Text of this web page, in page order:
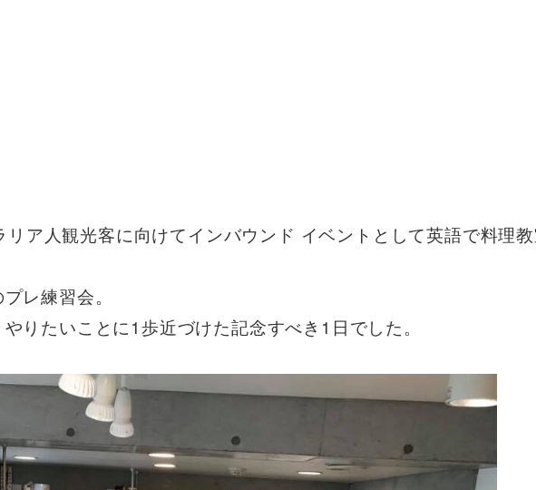
ア人観光客に向けてインバウンド イベントとして英語で料理教
レ練習会。
りたいことに1歩近づけた記念すべき1日でした。